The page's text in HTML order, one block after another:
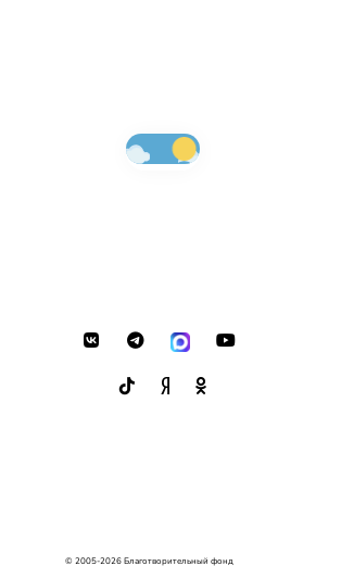
© 2005-2026 Благотворительный фонд